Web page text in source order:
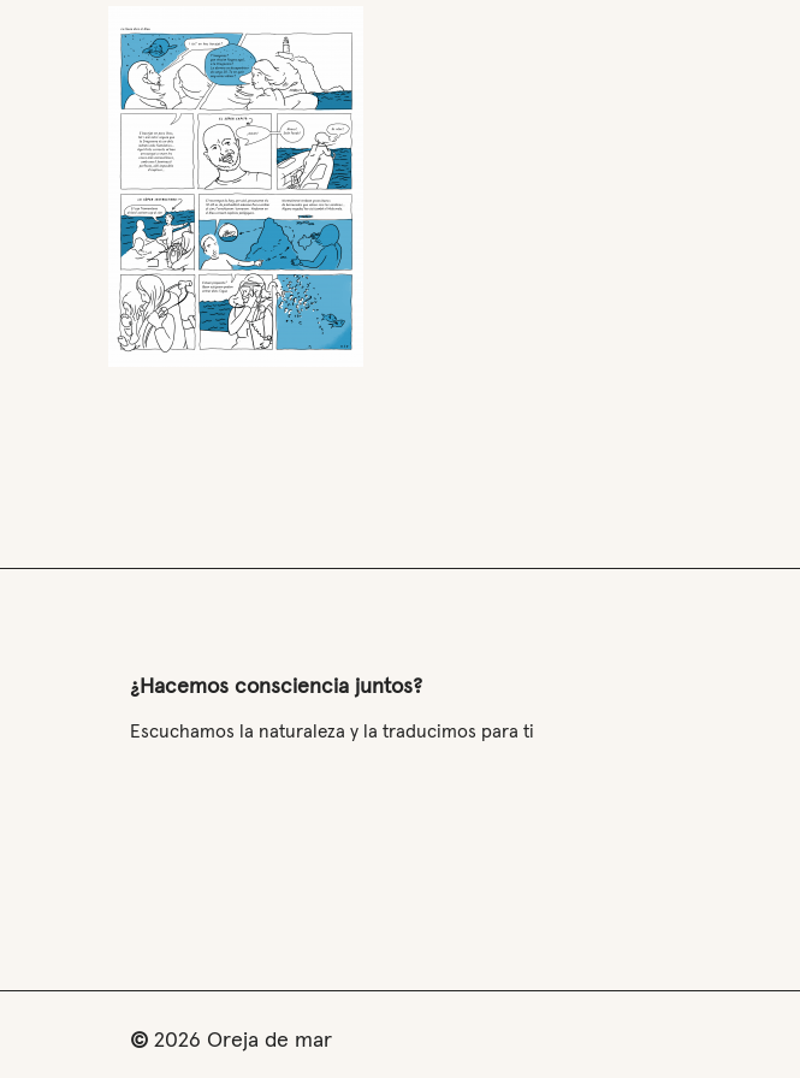
¿Hacemos consciencia juntos?
Escuchamos la naturaleza y la traducimos para ti
© 2026 Oreja de mar